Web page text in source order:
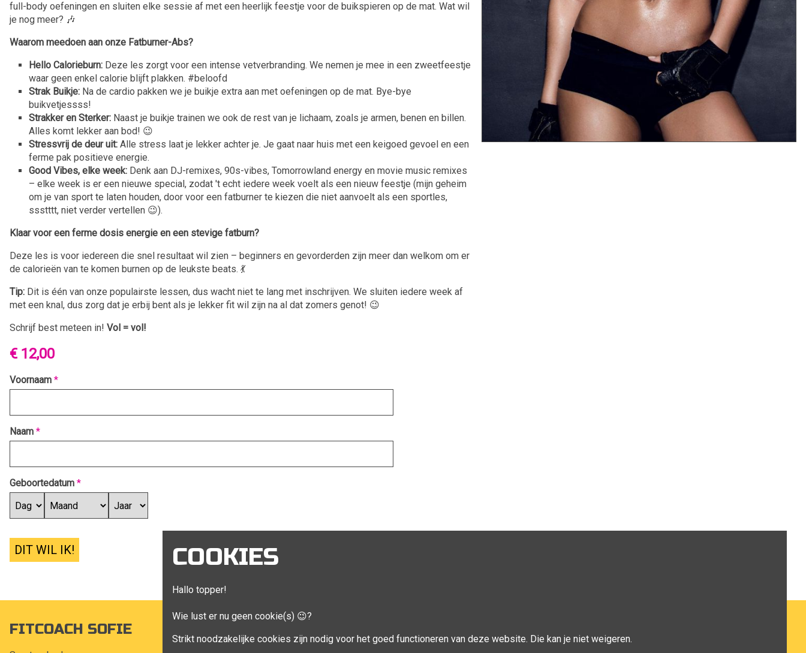
COOKIES
Hallo topper!
Wie lust er nu geen cookie(s) 😉?
Strikt noodzakelijke cookies zijn nodig voor het goed functioneren van deze website. Die kan je niet weigeren.
full-body oefeningen en sluiten elke sessie af met een heerlijk feestje voor de buikspieren op de mat. Wat wil
je nog meer? 🎶
Waarom meedoen aan onze Fatburner-Abs?
Hello Calorieburn: Deze les zorgt voor een intense vetverbranding. We nemen je mee in een zweetfeestje
waar geen enkel calorie blijft plakken. #beloofd
Strak Buikje: Na de cardio pakken we je buikje extra aan met oefeningen op de mat. Bye-bye
buikvetjessss!
Strakker en Sterker: Naast je buikje trainen we ook de rest van je lichaam, zoals je armen, benen en billen.
Alles komt lekker aan bod! 😉
Stressvrij de deur uit: Alle stress laat je lekker achter je. Je gaat naar huis met een keigoed gevoel en een
ferme pak positieve energie.
Good Vibes, elke week: Denk aan DJ-remixes, 90s-vibes, Tomorrowland energy en movie music remixes
– elke week is er een nieuwe special, zodat 't echt iedere week voelt als een nieuw feestje (mijn geheim
om je van sport te laten houden, door voor een fatburner te kiezen die niet aanvoelt als een sportles,
ssstttt, niet verder vertellen 😉).
Klaar voor een ferme dosis energie en een stevige fatburn?
Deze les is voor iedereen die snel resultaat wil zien – beginners en gevorderden zijn meer dan welkom om er
de calorieën van te komen burnen op de leukste beats. 💃
Tip: Dit is één van onze populairste lessen, dus wacht niet te lang met inschrijven. We sluiten iedere week af
met een knal, dus zorg dat je erbij bent als je lekker fit wil zijn na al dat zomers genot! 😉
Schrijf best meteen in! Vol = vol!
€ 12,00
Voornaam *
Naam *
Geboortedatum *
DIT WIL IK!
FITCOACH SOFIE